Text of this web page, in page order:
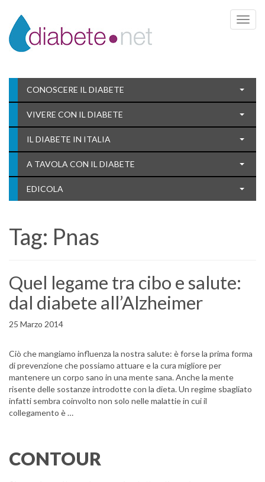
Toggle
CONOSCERE IL DIABETE
VIVERE CON IL DIABETE
IL DIABETE IN ITALIA
A TAVOLA CON IL DIABETE
EDICOLA
Tag: Pnas
Quel legame tra cibo e salute:
dal diabete all’Alzheimer
25 Marzo 2014
Ciò che mangiamo influenza la nostra salute: è forse la prima forma
di prevenzione che possiamo attuare e la cura migliore per
mantenere un corpo sano in una mente sana. Anche la mente
risente delle sostanze introdotte con la dieta. Un regime sbagliato
infatti sembra coinvolto non solo nelle malattie in cui il
collegamento è …
CONTOUR